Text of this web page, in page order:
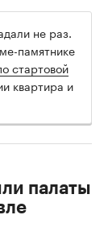
не раз.
памятнике
стартовой
квартира и
палаты